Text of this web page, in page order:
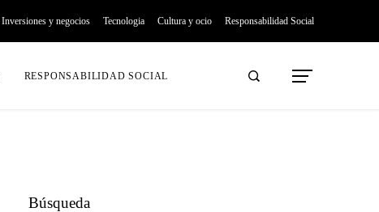
Inversiones y negocios Tecnologia Cultura y ocio Responsabilidad Social
RESPONSABILIDAD SOCIAL
Búsqueda